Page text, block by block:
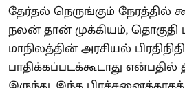
தேர்தல் நெருங்கும் நேரத்தில்
நலன் தான் முக்கியம்,
மாநிலத்தின் அரசியல்
பாதிக்கப்படக்கூடாது என்பதில்